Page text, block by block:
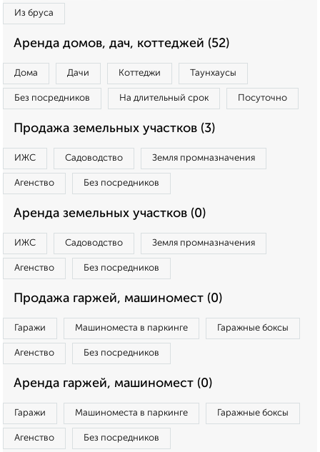
Из бруса
Аренда домов, дач, коттеджей (52)
Дома Дачи Коттеджи Таунхаусы
Без посредников На длительный срок Посуточно
Продажа земельных участков (3)
ИЖС Садоводство Земля промназначения
Агенство Без посредников
Аренда земельных участков (0)
ИЖС Садоводство Земля промназначения
Агенство Без посредников
Продажа гаржей, машиномест (0)
Гаражи Машиноместа в паркинге Гаражные боксы
Агенство Без посредников
Аренда гаржей, машиномест (0)
Гаражи Машиноместа в паркинге Гаражные боксы
Агенство Без посредников